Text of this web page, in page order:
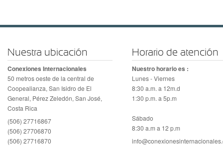
Nuestra ubicación
Conexiones Internacionales
50 metros oeste de la central de
Coopealianza, San Isidro de El
General, Pérez Zeledón, San José,
Costa Rica
(506) 27716867
(506) 27706870
(506) 27716870
Horario de atención
Nuestro horario es :
Lunes - Viernes
8:30 a.m. a 12m.d
1:30 p.m. a 5p.m
Sábado
8:30 a.m a 12 p.m